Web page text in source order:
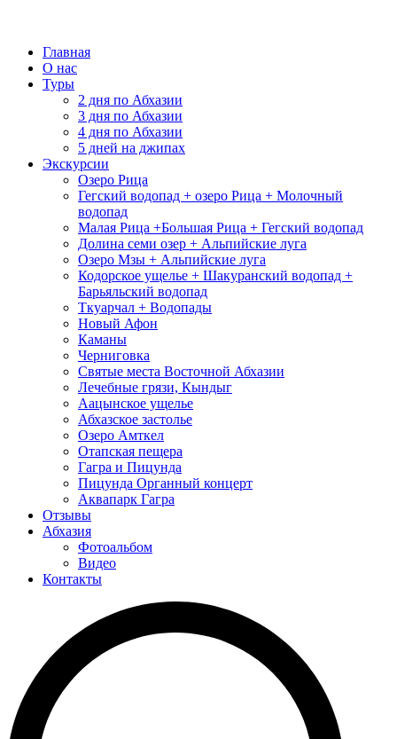
Главная
О нас
Туры
2 дня по Абхазии
3 дня по Абхазии
4 дня по Абхазии
5 дней на джипах
Экскурсии
Озеро Рица
Гегский водопад + озеро Рица + Молочный
водопад
Малая Рица +Большая Рица + Гегский водопад
Долина семи озер + Альпийские луга
Озеро Мзы + Альпийские луга
Кодорское ущелье + Шакуранский водопад +
Барьяльский водопад
Ткуарчал + Водопады
Новый Афон
Каманы
Черниговка
Святые места Восточной Абхазии
Лечебные грязи, Кындыг
Аацынское ущелье
Абхазское застолье
Озеро Амткел
Отапская пещера
Гагра и Пицунда
Пицунда Органный концерт
Аквапарк Гагра
Отзывы
Абхазия
Фотоальбом
Видео
Контакты